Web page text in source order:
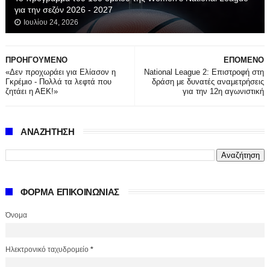
για την σεζόν 2026 - 2027
Ιουλίου 24, 2026
ΕΠΟΜΕΝΟ
National League 2: Επιστροφή στη
δράση με δυνατές αναμετρήσεις
για την 12η αγωνιστική
ΠΡΟΗΓΟΥΜΕΝΟ
«Δεν προχωράει για Ελίασον η
Γκρέμιο - Πολλά τα λεφτά που
ζητάει η ΑΕΚ!»
ΑΝΑΖΗΤΗΣΗ
ΦΟΡΜΑ ΕΠΙΚΟΙΝΩΝΙΑΣ
Όνομα
Ηλεκτρονικό ταχυδρομείο *